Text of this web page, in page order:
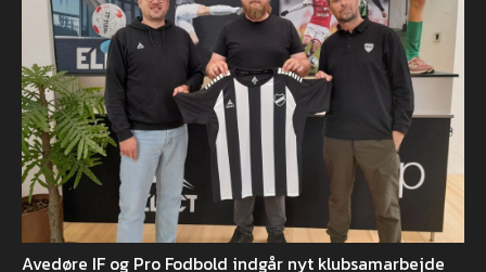
Avedøre IF og Pro Fodbold indgår nyt klubsamarbejde